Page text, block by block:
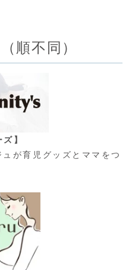
順不同）
】
が育児グッズとママをつ